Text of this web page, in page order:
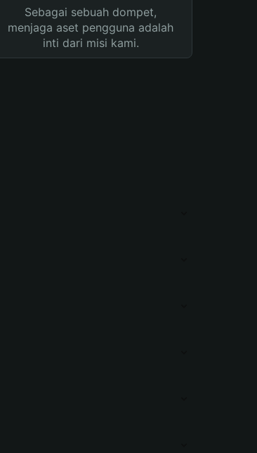
Sebagai sebuah dompet,
menjaga aset pengguna adalah
inti dari misi kami.